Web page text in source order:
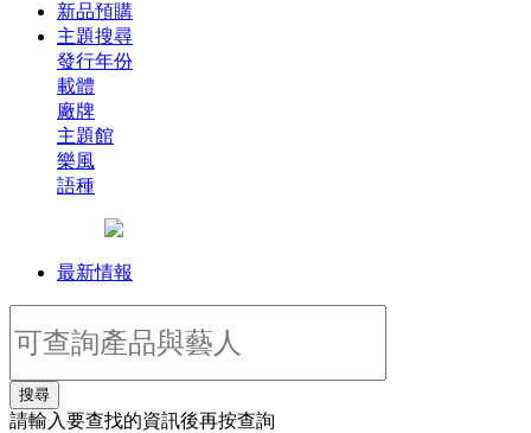
新品預購
主題搜尋
發行年份
載體
廠牌
主題館
樂風
語種
最新情報
搜尋
請輸入要查找的資訊後再按查詢